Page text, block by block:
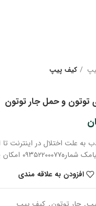
کیف پیپ
توتون و حمل جار توتون
به علت اختلال در اینترنت
شماره۰۹۳۵۲۲۰۰۰۷۷ امکان پذیر است
افزودن به علاقه مندی